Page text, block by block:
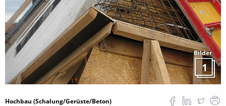
Bilder
1
Hochbau (Schalung/Gerüste/Beton)